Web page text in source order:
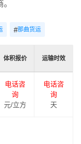
#那曲货运
体积报价 运输时效
电话咨
询
元/立方
电话咨
询
天